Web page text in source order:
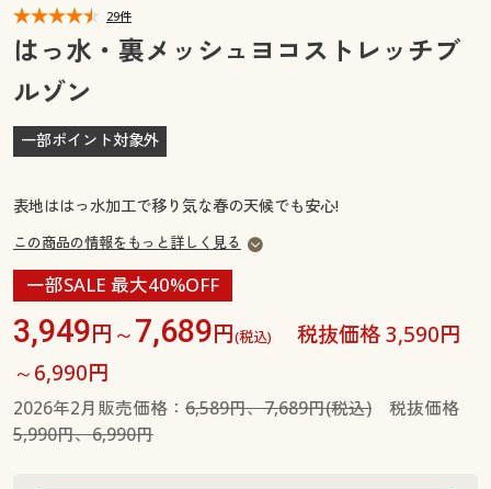
マイページ
閲覧履歴
お気に入り
サポート
ご利用ガイド
よくある質問とお問い合わせ
閲覧履歴
お気に入り
サポート
よくある質問とお問い合わせ
29件
はっ水・裏メッシュヨコストレッチブ
ルゾン
一部ポイント対象外
表地ははっ水加工で移り気な春の天候でも安心!
この商品の情報をもっと詳しく見る
一部SALE 最大40%OFF
3,949円～7,689円(税込)
税抜価格 3,590円
～6,990円
2026年2月販売価格： 6,589円、7,689円(税込)税抜価格
5,990円、6,990円